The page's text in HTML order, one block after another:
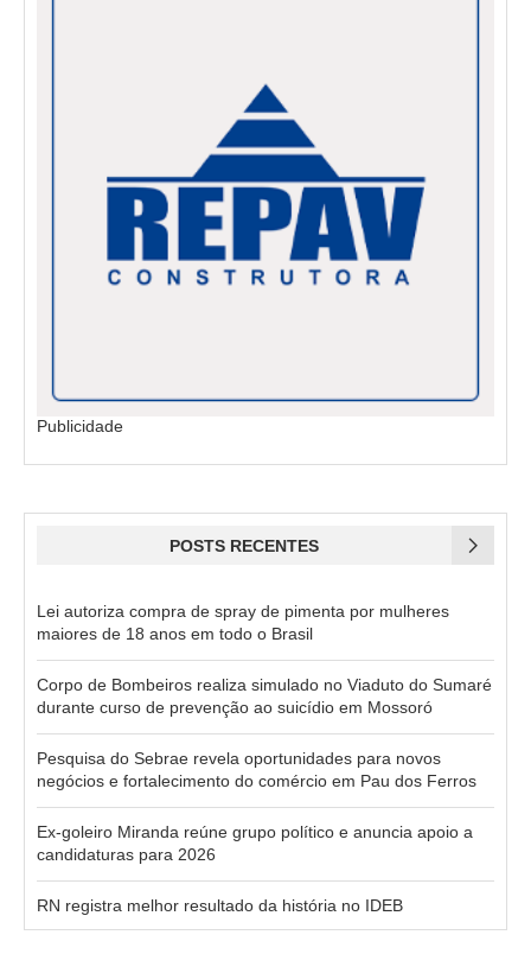
Publicidade
POSTS RECENTES
Lei autoriza compra de spray de pimenta por mulheres
maiores de 18 anos em todo o Brasil
Corpo de Bombeiros realiza simulado no Viaduto do Sumaré
durante curso de prevenção ao suicídio em Mossoró
Pesquisa do Sebrae revela oportunidades para novos
negócios e fortalecimento do comércio em Pau dos Ferros
Ex-goleiro Miranda reúne grupo político e anuncia apoio a
candidaturas para 2026
RN registra melhor resultado da história no IDEB